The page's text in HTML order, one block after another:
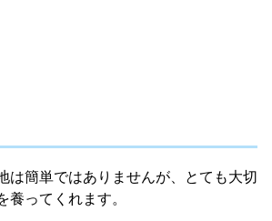
は簡単ではありませんが、とても大切
養ってくれます。